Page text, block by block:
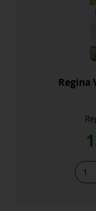
Regina
Regina
Viarum